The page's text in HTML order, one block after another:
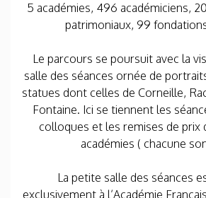
5 académies, 496 académiciens,
patrimoniaux, 99
Le parcours se poursuit avec la
salle des séances ornée de
statues dont celles de Corneille,
Fontaine. Ici se tiennent les
colloques et les remises de prix
académies ( chacune
La petite salle des séances
exclusivement à l’Académie